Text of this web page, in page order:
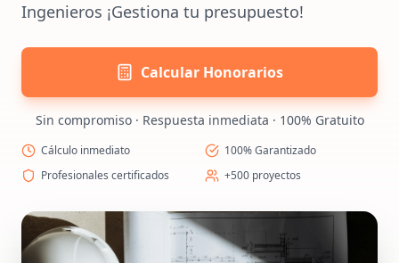
Ingenieros ¡Gestiona tu presupuesto!
Calcular Honorarios
Sin compromiso · Respuesta inmediata · 100% Gratuito
Cálculo inmediato
100% Garantizado
Profesionales certificados
+500 proyectos